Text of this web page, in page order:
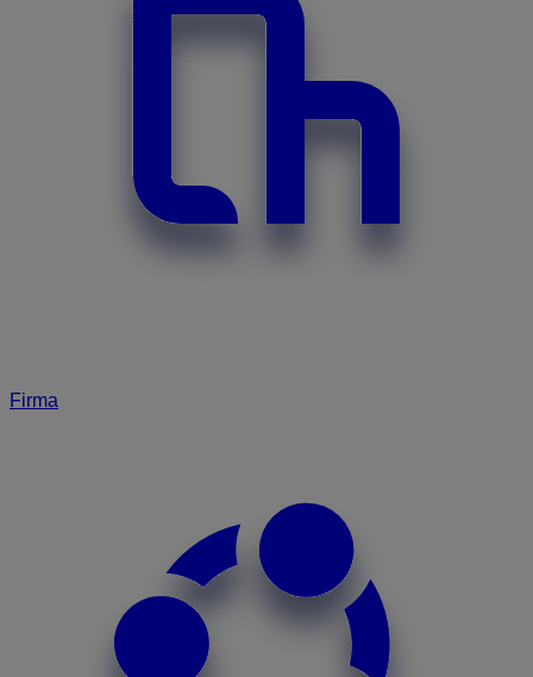
Firma